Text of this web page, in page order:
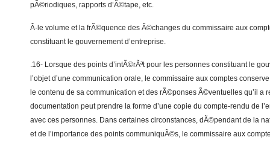
pÃ©riodiques, rapports d’Ã©tape, etc.
Â·le volume et la frÃ©quence des Ã©changes du commissaire aux
constituant le gouvernement d’entreprise.
.16- Lorsque des points d’intÃ©rÃªt pour les personnes constituant le
l’objet d’une communication orale, le commissaire aux comptes
le contenu de sa communication et des rÃ©ponses Ã©ventuelles qu’il a
documentation peut prendre la forme d’une copie du compte-rendu de
avec ces personnes. Dans certaines circonstances, dÃ©pendant de la
et de l’importance des points communiquÃ©s, le commissaire aux